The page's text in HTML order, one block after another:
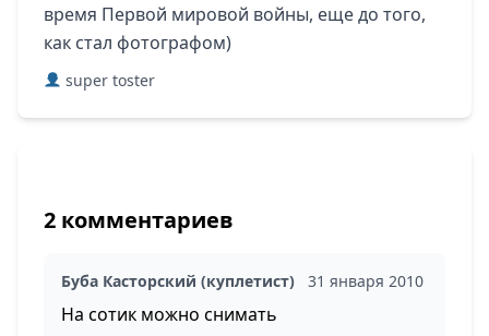
время Первой мировой войны, еще до того,
как стал фотографом)
super toster
2 комментариев
Буба Касторский (куплетист) 31 января 2010
На сотик можно снимать